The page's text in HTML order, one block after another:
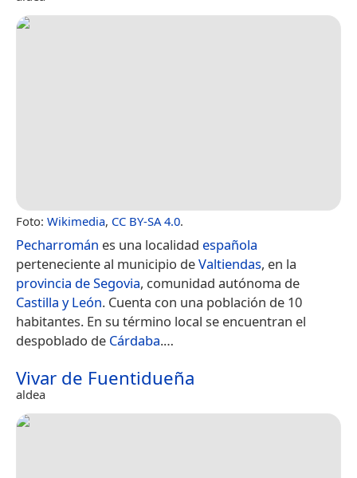
Foto: Wikimedia, CC BY-SA 4.0.
Pecharromán es una localidad española
perteneciente al municipio deValtiendas, en la
provincia de Segovia, comunidad autónoma de
Castilla y León. Cuenta con una población de 10
habitantes. En su término local se encuentran el
despoblado de Cárdaba.​…
Vivar de Fuentidueña
aldea